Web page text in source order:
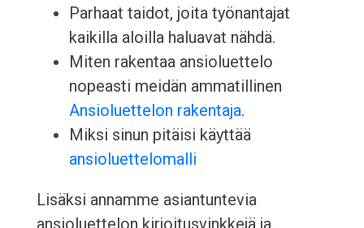
Parhaat taidot, joita työnantajat
kaikilla aloilla haluavat nähdä.
Miten rakentaa ansioluettelo
nopeasti meidän ammatillinen
Ansioluettelon rakentaja.
Miksi sinun pitäisi käyttää
ansioluettelomalli
Lisäksi annamme asiantuntevia
ansioluettelon kirjoitusvinkkejä ja